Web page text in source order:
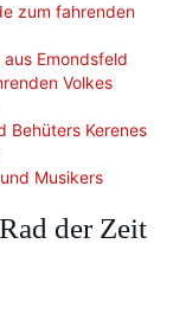
zum fahrenden
Emondsfeld
Volkes
Behüters Kerenes
Musikers
der Zeit